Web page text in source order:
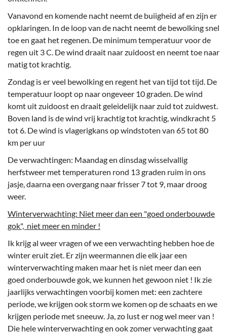
Vanavond en komende nacht neemt de buiigheid af en zijn er
opklaringen. In de loop van de nacht neemt de bewolking snel
toe en gaat het regenen. De minimum temperatuur voor de
regen uit 3 C. De wind draait naar zuidoost en neemt toe naar
matig tot krachtig.
Zondag is er veel bewolking en regent het van tijd tot tijd. De
temperatuur loopt op naar ongeveer 10 graden. De wind
komt uit zuidoost en draait geleidelijk naar zuid tot zuidwest.
Boven land is de wind vrij krachtig tot krachtig, windkracht 5
tot 6. De wind is vlagerigkans op windstoten van 65 tot 80
km per uur
De verwachtingen: Maandag en dinsdag wisselvallig
herfstweer met temperaturen rond 13 graden ruim in ons
jasje, daarna een overgang naar frisser 7 tot 9, maar droog
weer.
Winterverwachting: Niet meer dan een "goed onderbouwde
gok", niet meer en minder !
Ik krijg al weer vragen of we een verwachting hebben hoe de
winter eruit ziet. Er zijn weermannen die elk jaar een
winterverwachting maken maar het is niet meer dan een
goed onderbouwde gok, we kunnen het gewoon niet ! Ik zie
jaarlijks verwachtingen voorbij komen met: een zachtere
periode, we krijgen ook storm we komen op de schaats en we
krijgen periode met sneeuw. Ja, zo lust er nog wel meer van !
Die hele winterverwachting en ook zomer verwachting gaat